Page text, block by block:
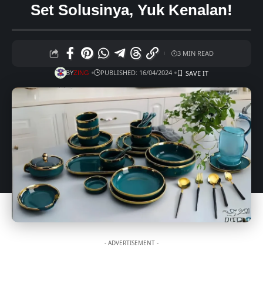
Set Solusinya, Yuk Kenalan!
BYZING PUBLISHED: 16/04/2024
3 MIN READ
- ADVERTISEMENT -